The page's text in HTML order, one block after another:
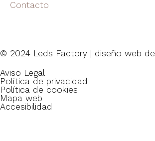
Contacto
© 2024 Leds Factory | diseño web de
Aviso Legal
Política de privacidad
Política de cookies
Mapa web
Accesibilidad